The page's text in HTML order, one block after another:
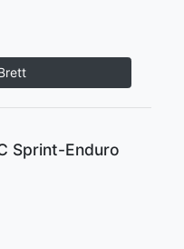
Sprint-Enduro